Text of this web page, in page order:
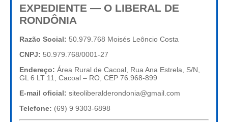
EXPEDIENTE — O LIBERAL DE
RONDÔNIA
Razão Social: 50.979.768 Moisés Leôncio Costa
CNPJ: 50.979.768/0001-27
Endereço: Área Rural de Cacoal, Rua Ana Estrela, S/N,
GL 6 LT 11, Cacoal – RO, CEP 76.968-899
E-mail oficial: siteoliberalderondonia@gmail.com
Telefone: (69) 9 9303-6898